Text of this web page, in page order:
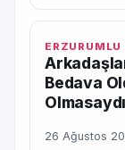
ERZURUMLU
Bedava
26 Ağustos